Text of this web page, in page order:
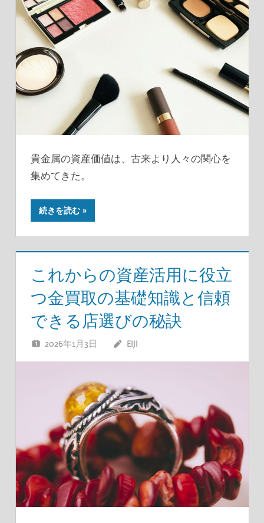
貴金属の資産価値は、古来より人々の関心を
集めてきた。
続きを読む
これからの資産活用に役立
つ金買取の基礎知識と信頼
できる店選びの秘訣
2026年1月3日 EIJI